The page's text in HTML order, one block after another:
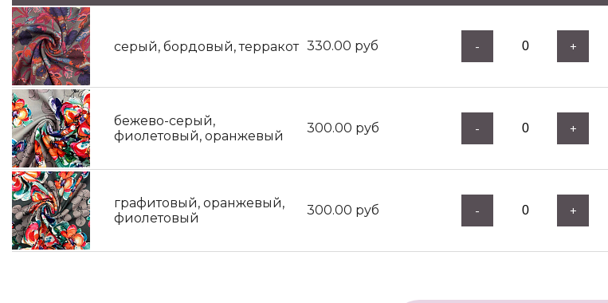
серый, бордовый, терракот 330.00 руб - +
бежево-серый,
фиолетовый, оранжевый
300.00 руб - +
графитовый, оранжевый,
фиолетовый
300.00 руб - +